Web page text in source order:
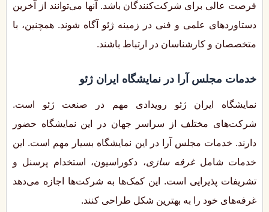
فرصت عالی برای شرکت‌کنندگان باشد. آنها می‌توانند از آخرین
دستاوردهای علمی و فنی در زمینه ژئو آگاه شوند. همچنین، با
متخصصان و کارشناسان در ارتباط باشند.
خدمات مجلس آرا در نمایشگاه ایران ژئو
نمایشگاه ایران ژئو رویدادی مهم در صنعت ژئو است.
شرکت‌های مختلف از سراسر جهان در این نمایشگاه حضور
دارند. خدمات مجلس آرا در این نمایشگاه بسیار مهم است. این
خدمات شاملغرفه سازی، دکوراسیون، استخدام پرسنل و
تشریفات پذیرایی است. این کمک‌ها به شرکت‌ها اجازه می‌دهد
غرفه‌های خود را به بهترین شکل طراحی کنند.